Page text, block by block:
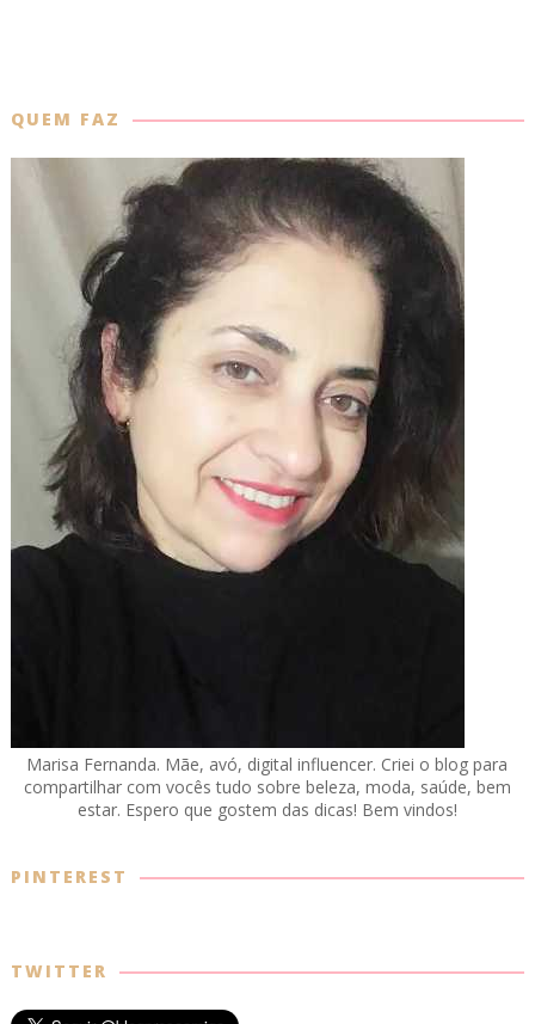
QUEM FAZ
Marisa Fernanda. Mãe, avó, digital influencer. Criei o blog para
compartilhar com vocês tudo sobre beleza, moda, saúde, bem
estar. Espero que gostem das dicas! Bem vindos!
PINTEREST
TWITTER